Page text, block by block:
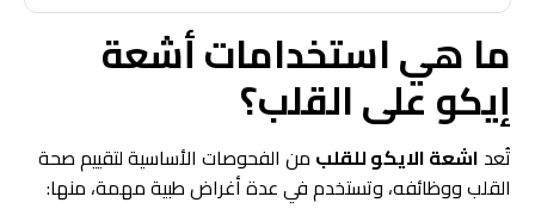
ما هي استخدامات أشعة
إيكو على القلب؟
تُعد اشعة الايكو للقلب من الفحوصات الأساسية لتقييم صحة
القلب ووظائفه، وتستخدم في عدة أغراض طبية مهمة، منها: